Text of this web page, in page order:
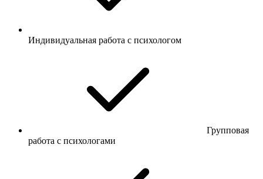
Индивидуальная работа с психологом
Групповая
работа с психологами